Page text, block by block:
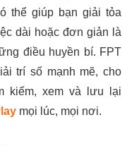
thể giúp bạn giải tỏa
dài hoặc đơn giản là
điều huyền bí. FPT
trí số mạnh mẽ, cho
kiếm, xem và lưu lại
mọi lúc, mọi nơi.